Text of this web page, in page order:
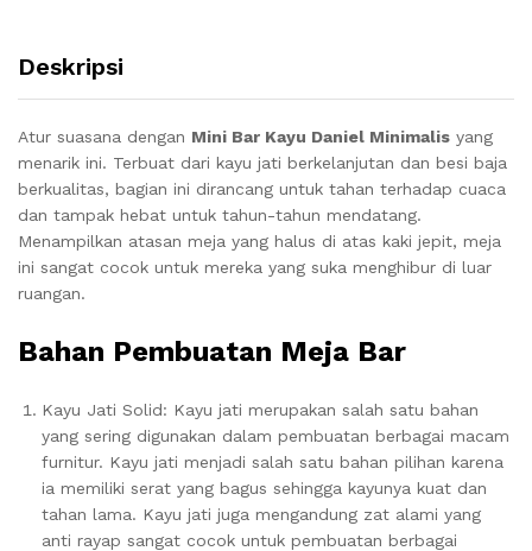
Deskripsi
Atur suasana dengan Mini Bar Kayu Daniel Minimalis yang
menarik ini. Terbuat dari kayu jati berkelanjutan dan besi baja
berkualitas, bagian ini dirancang untuk tahan terhadap cuaca
dan tampak hebat untuk tahun-tahun mendatang.
Menampilkan atasan meja yang halus di atas kaki jepit, meja
ini sangat cocok untuk mereka yang suka menghibur di luar
ruangan.
Bahan Pembuatan Meja Bar
Kayu Jati Solid: Kayu jati merupakan salah satu bahan
yang sering digunakan dalam pembuatan berbagai macam
furnitur. Kayu jati menjadi salah satu bahan pilihan karena
ia memiliki serat yang bagus sehingga kayunya kuat dan
tahan lama. Kayu jati juga mengandung zat alami yang
anti rayap sangat cocok untuk pembuatan berbagai